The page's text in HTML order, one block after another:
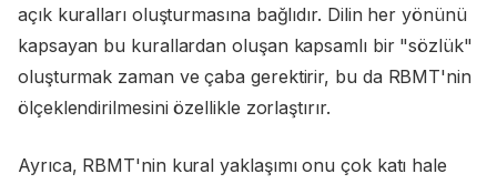
açık kuralları oluşturmasına bağlıdır. Dilin her yönünü
kapsayan bu kurallardan oluşan kapsamlı bir "sözlük"
oluşturmak zaman ve çaba gerektirir, bu da RBMT'nin
ölçeklendirilmesini özellikle zorlaştırır.
Ayrıca, RBMT'nin kural yaklaşımı onu çok katı hale